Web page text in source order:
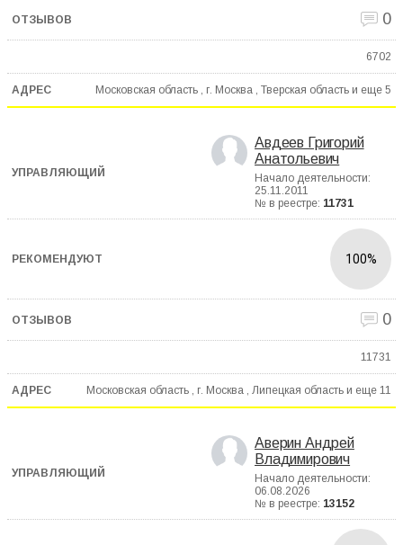
0
6702
Московская область , г. Москва , Тверская область и еще 5
Авдеев Григорий
Анатольевич
Начало деятельности:
25.11.2011
№ в реестре: 11731
100%
0
11731
Московская область , г. Москва , Липецкая область и еще 11
Аверин Андрей
Владимирович
Начало деятельности:
06.08.2026
№ в реестре: 13152